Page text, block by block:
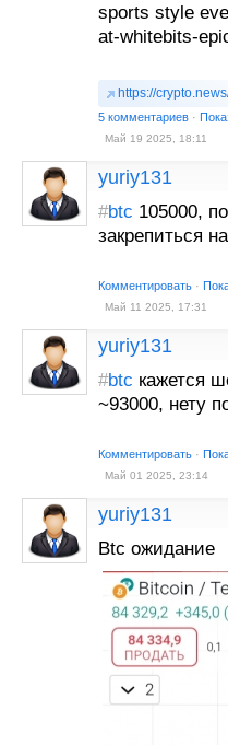
sports style
at-whitebits-
https://
5 комментариев ·
Май 19 2025, 18:11
yuriy131
#btc 105000,
закрепиться
Комментировать ·
Май 11 2025, 17:31
yuriy131
#btc кажется
~93000, нету
Комментировать ·
Май 01 2025, 23:14
yuriy131
Btc ожидание